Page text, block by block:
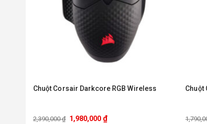
Chuột Corsair Darkcore RGB Wireless
2,390,000₫ 1,980,000 ₫
Chuột